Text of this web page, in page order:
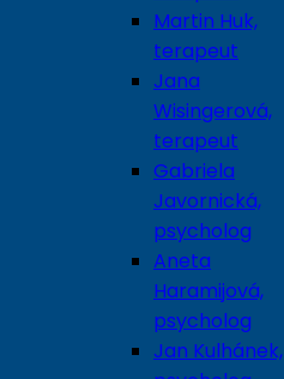
Martin Huk,
terapeut
Jana
Wisingerová,
terapeut
Gabriela
Javornická,
psycholog
Aneta
Haramijová,
psycholog
Jan Kulhánek,